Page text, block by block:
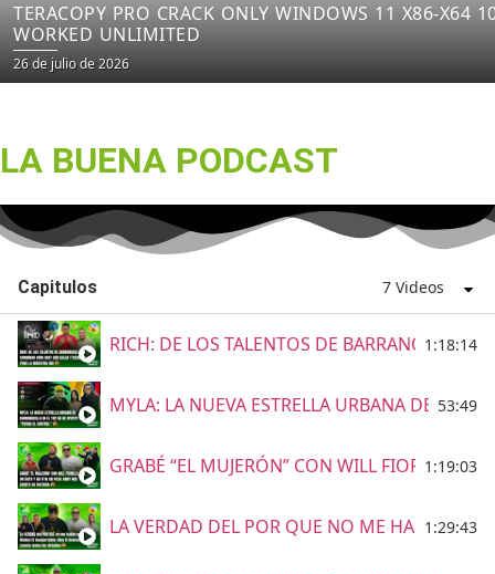
TERACOPY PRO CRACK ONLY WINDOWS 11 X86-X64
WORKED UNLIMITED
26 de julio de 2026
LA BUENA PODCAST
Capitulos 7 Videos
RICH: DE LOS TALENTOS DE BARRANQUILLA
1:18:14
MYLA: LA NUEVA ESTRELLA URBANA DE53:49
GRABÉ “EL MUJERÓN” CON WILL FIORILLO,
1:19:03
LA VERDAD DEL POR QUE NO ME HABLO1:29:43